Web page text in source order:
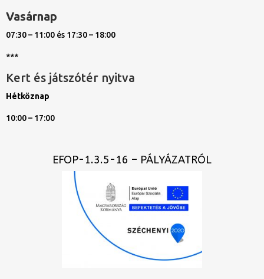
Vasárnap
07:30 – 11:00 és 17:30 – 18:00
***
Kert és játszótér nyitva
Hétköznap
10:00 – 17:00
EFOP-1.3.5-16 – PÁLYÁZATRÓL